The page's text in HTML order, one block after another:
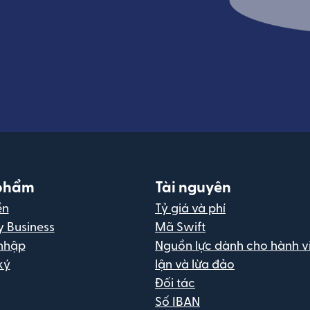
Business
Tài nguyên
Tỷ giá và phí
Mã Swift
Nguồn lực dành cho hành
lận và lừa đảo
Đối tác
Số IBAN